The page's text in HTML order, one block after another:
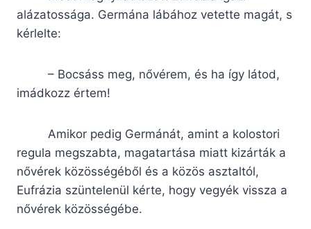
alázatossága. Germána lábához vetette magát, s
kérlelte:
– Bocsáss meg, nővérem, és ha így látod,
imádkozz értem!
Amikor pedig Germánát, amint a kolostori
regula megszabta, magatartása miatt kizárták a
nővérek közösségéből és a közös asztaltól,
Eufrázia szüntelenül kérte, hogy vegyék vissza a
nővérek közösségébe.